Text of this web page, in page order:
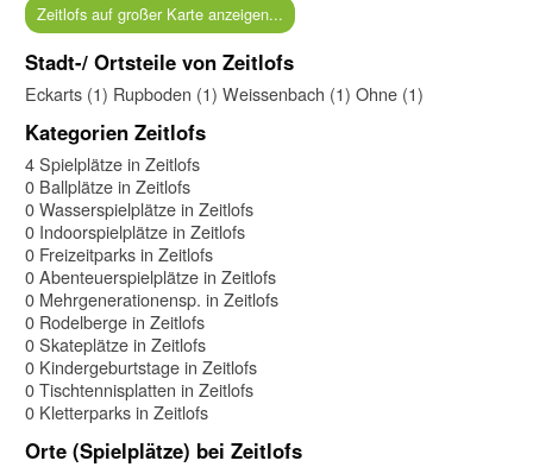
Zeitlofs auf großer Karte anzeigen...
Stadt-/ Ortsteile von Zeitlofs
Eckarts (1) Rupboden (1) Weissenbach (1) Ohne (1)
Kategorien Zeitlofs
4 Spielplätze in Zeitlofs
0 Ballplätze in Zeitlofs
0 Wasserspielplätze in Zeitlofs
0 Indoorspielplätze in Zeitlofs
0 Freizeitparks in Zeitlofs
0 Abenteuerspielplätze in Zeitlofs
0 Mehrgenerationensp. in Zeitlofs
0 Rodelberge in Zeitlofs
0 Skateplätze in Zeitlofs
0 Kindergeburtstage in Zeitlofs
0 Tischtennisplatten in Zeitlofs
0 Kletterparks in Zeitlofs
Orte (Spielplätze) bei Zeitlofs